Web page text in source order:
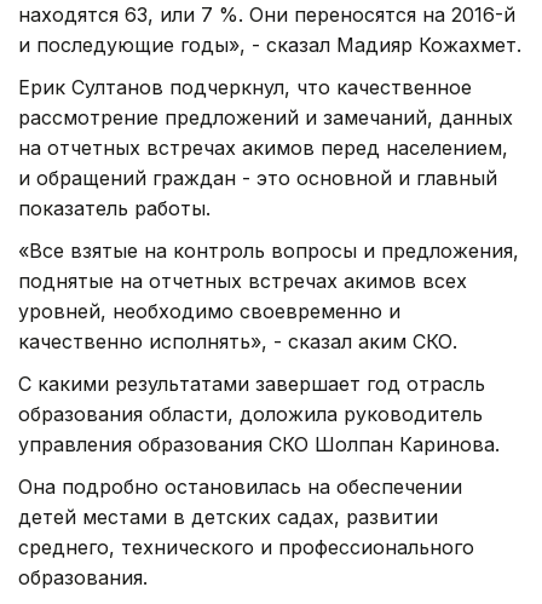
находятся 63, или 7 %. Они переносятся на 2016-й
и последующие годы», - сказал Мадияр Кожахмет.
Ерик Султанов подчеркнул, что качественное
рассмотрение предложений и замечаний, данных
на отчетных встречах акимов перед населением,
и обращений граждан - это основной и главный
показатель работы.
«Все взятые на контроль вопросы и предложения,
поднятые на отчетных встречах акимов всех
уровней, необходимо своевременно и
качественно исполнять», - сказал аким СКО.
С какими результатами завершает год отрасль
образования области, доложила руководитель
управления образования СКО Шолпан Каринова.
Она подробно остановилась на обеспечении
детей местами в детских садах, развитии
среднего, технического и профессионального
образования.